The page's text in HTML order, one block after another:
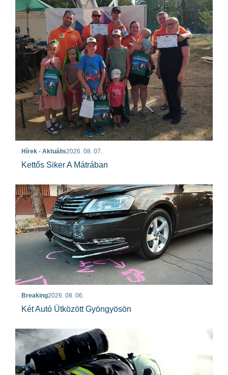
Hírek - Aktuális2026. 08. 07.
Kettős Siker A Mátrában
Breaking2026. 08. 06.
Két Autó Ütközött Gyöngyösön